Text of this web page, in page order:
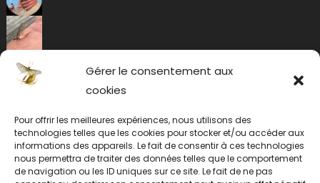
Gérer le consentement aux
cookies
Pour offrir les meilleures expériences, nous utilisons des
technologies telles que les cookies pour stocker et/ou accéder aux
informations des appareils. Le fait de consentir à ces technologies
nous permettra de traiter des données telles que le comportement
de navigation ou les ID uniques sur ce site. Le fait de ne pas